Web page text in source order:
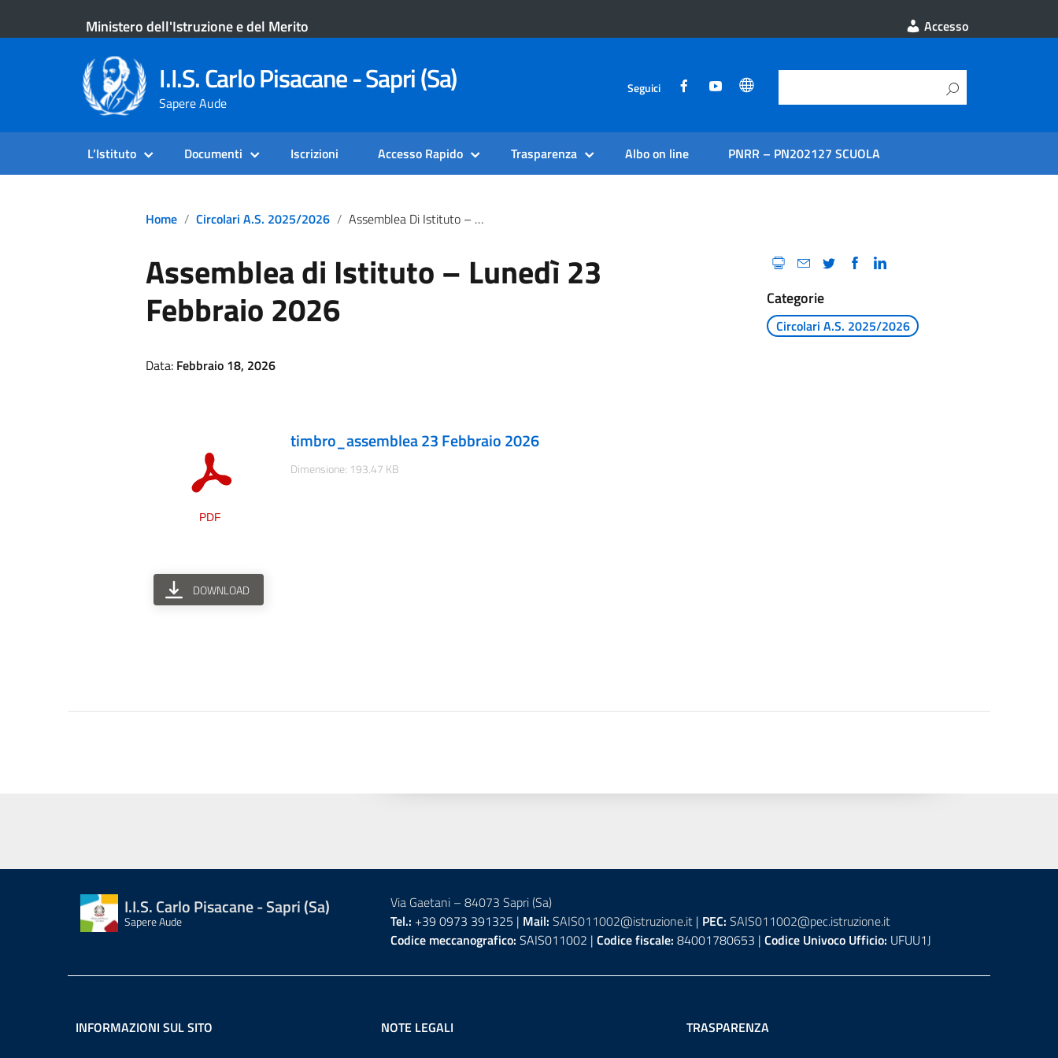
Ministero dell'Istruzione e del Merito Accesso
I.I.S. Carlo Pisacane - Sapri (Sa)
Sapere Aude
Seguici
L’Istituto Documenti Iscrizioni Accesso Rapido Trasparenza Albo on line PNRR – PN202127 SCUOLA
Home Circolari A.S. 2025/2026 Assemblea Di Istituto – Lunedì 23 Febbraio 2026
Assemblea di Istituto – Lunedì 23
Febbraio 2026 Categorie
Circolari A.S. 2025/2026
Data: Febbraio 18, 2026
timbro_assemblea 23 Febbraio 2026
Dimensione: 193.47 KB
DOWNLOAD
I.I.S. Carlo Pisacane - Sapri (Sa)
Sapere Aude
Via Gaetani – 84073 Sapri (Sa)
Tel.: +39 0973 391325 | Mail: SAIS011002@istruzione.it| PEC: SAIS011002@pec.istruzione.it
Codice meccanografico: SAIS011002 | Codice fiscale: 84001780653 | Codice Univoco Ufficio: UFUU1J
INFORMAZIONI SUL SITO NOTE LEGALI TRASPARENZA